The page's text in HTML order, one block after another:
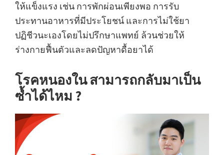
ให้แข็งแรง เช่น การพักผ่อนเพียงพอ การรับ
ประทานอาหารที่มีประโยชน์ และการไม่ใช้ยา
ปฏิชีวนะเองโดยไม่ปรึกษาแพทย์ ล้วนช่วยให้
ร่างกายฟื้นตัวและลดปัญหาดื้อยาได้
โรคหนองใน สามารถกลับมาเป็น
ซ้ำได้ไหม ?